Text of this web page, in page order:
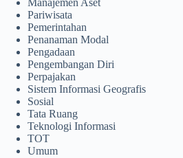
Pariwisata
Pemerintahan
Penanaman Modal
Pengadaan
Pengembangan Diri
Perpajakan
Sistem Informasi Geografis
Sosial
Tata Ruang
Teknologi Informasi
TOT
Umum